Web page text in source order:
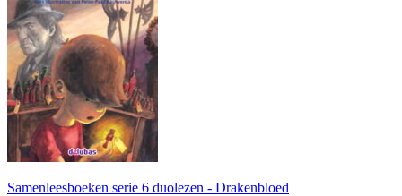
Samenleesboeken serie 6 duolezen - Drakenbloed